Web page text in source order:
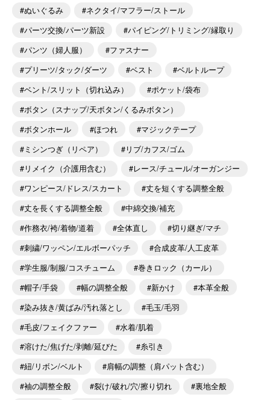
ぬいぐるみ
ネクタイ/マフラー/ストール
パーツ交換/パーツ新設
パイピング/トリミング/縁取り
パンツ（婦人服）
ファスナー
プリーツ/タック/ダーツ
ベスト
ベルトループ
ベント/スリット（切れ込み）
ポケット/袋布
ボタン（スナップ/天ボタン/くるみボタン）
ボタンホール
ほつれ
マジックテープ
ミシンつぎ（リペア）
リブ/カフス/ゴム
リメイク（介護用含む）
レース/チュール/オーガンジー
ワンピース/ドレス/スカート
丈を短くする調整全般
丈を長くする調整全般
中綿交換/補充
作務衣/袴/着物/道着
全体直し
切り継ぎ/マチ
刺繍/ワッペン/エルボーパッチ
合成皮革/人工皮革
学生服/制服/コスチューム
巻きロック（カール）
帽子/手袋
幅の調整全般 新かけ
本革全般
染み抜き/黄ばみ/汚れ落とし
毛玉/毛羽
毛皮/フェイクファー
水着/肌着
溶けた/焦げた/剥離/延びた
糸引き
紐/リボン/ベルト
肩幅の調整（肩パット含む）
袖の調整全般
裂け/破れ/穴/擦り切れ
裏地全般